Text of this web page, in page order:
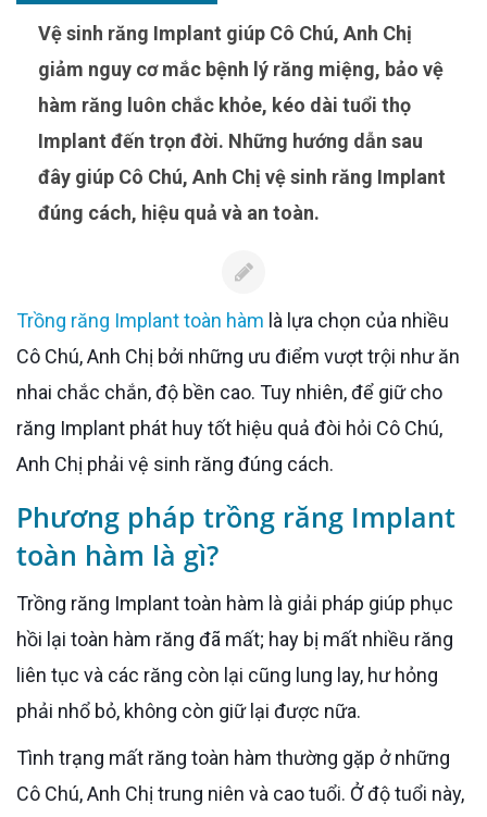
Vệ sinh răng Implant giúp Cô Chú, Anh Chị
giảm nguy cơ mắc bệnh lý răng miệng, bảo vệ
hàm răng luôn chắc khỏe, kéo dài tuổi thọ
Implant đến trọn đời. Những hướng dẫn sau
đây giúp Cô Chú, Anh Chị vệ sinh răng Implant
đúng cách, hiệu quả và an toàn.
Trồng răng Implant toàn hàm là lựa chọn của nhiều
Cô Chú, Anh Chị bởi những ưu điểm vượt trội như ăn
nhai chắc chắn, độ bền cao. Tuy nhiên, để giữ cho
răng Implant phát huy tốt hiệu quả đòi hỏi Cô Chú,
Anh Chị phải vệ sinh răng đúng cách.
Phương pháp trồng răng Implant
toàn hàm là gì?
Trồng răng Implant toàn hàm là giải pháp giúp phục
hồi lại toàn hàm răng đã mất; hay bị mất nhiều răng
liên tục và các răng còn lại cũng lung lay, hư hỏng
phải nhổ bỏ, không còn giữ lại được nữa.
Tình trạng mất răng toàn hàm thường gặp ở những
Cô Chú, Anh Chị trung niên và cao tuổi. Ở độ tuổi này,